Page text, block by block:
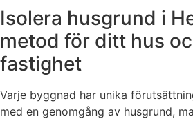
Isolera husgrund i
metod för ditt hus
fastighet
Varje byggnad har unika
med en genomgång av husgrund,